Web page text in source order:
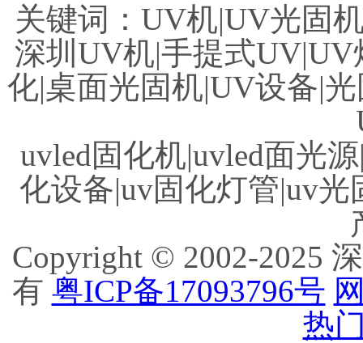
关键词：UV机|UV光固
深圳UV机|手提式
化|桌面光固机|UV设备|
uvled固化机|uvled面光
化设备|uv固化灯管|uv
Copyright © 2002-2025
有 粤ICP备17093796号
热